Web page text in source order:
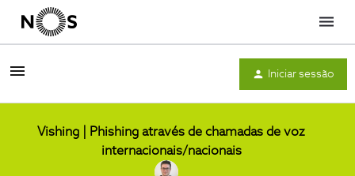
Menu
Iniciar sessão
Vishing | Phishing através de chamadas de voz
internacionais/nacionais